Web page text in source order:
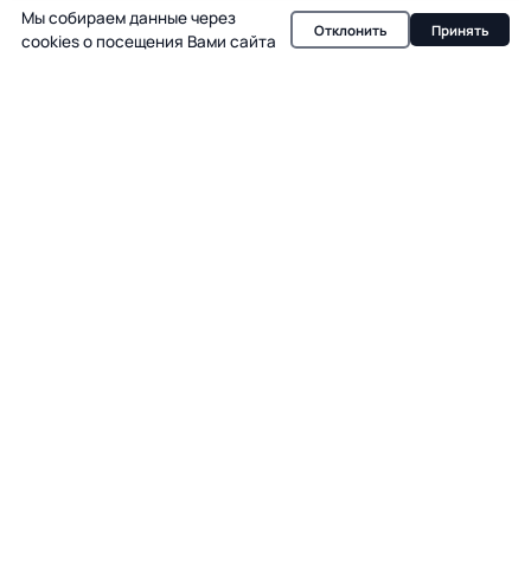
(ЗБЕ) в Мадриде. Решение суда не отменяет сами
ограничения, но серьезно осложняет судьбу
Мы собираем данные через
cookies о посещения Вами сайта
Отклонить Принять